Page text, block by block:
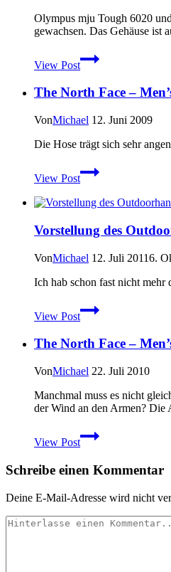
Defender
im
Olympus mju Tough 6020
gewachsen. Das Gehäuse ist
View Post
Outdoorkamera:
Olympus
Tough
und
–
robuste
Digitalkameras
The North Face –
VonMichael 12. Juni 2009
Die Hose trägt sich sehr
View Post
The
North
–
Trekker
Pant
Alpine
Vorstellung des
VonMichael 12. Juli 20116.
Ich hab schon fast nicht
View Post
Vorstellung
des
Motorola
The North Face –
VonMichael 22. Juli 2010
Manchmal muss es nicht
der Wind an den Armen? Die
View Post
The
North
–
Apex
Vest
Schreibe einen Kommentar
Deine E-Mail-Adresse wird nicht